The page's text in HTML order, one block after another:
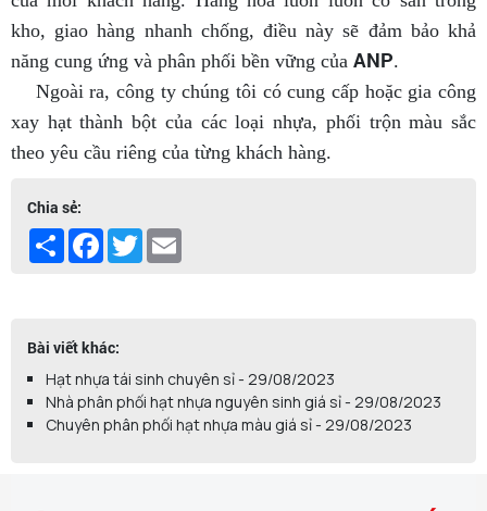
kho, giao hàng nhanh chống, điều này sẽ đảm bảo khả
năng cung ứng và phân phối bền vững của ANP.
Ngoài ra, công ty chúng tôi có cung cấp hoặc gia công
xay hạt thành bột của các loại nhựa, phối trộn màu sắc
theo yêu cầu riêng của từng khách hàng.
Chia sẻ:
Share Facebook
Twitter
Bài viết khác:
Hạt nhựa tái sinh chuyên sỉ - 29/08/2023
Nhà phân phối hạt nhựa nguyên sinh giá sỉ - 29/08/2023
Chuyên phân phối hạt nhựa màu giá sỉ - 29/08/2023